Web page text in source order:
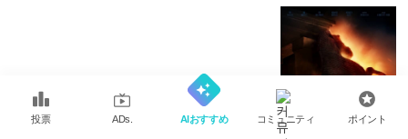
『オデッセイ』公開からわずか2日で50万突破...ボ
ックスオフィス1位独走
投票 ADs. AIおすすめ コミュニティ ポイント